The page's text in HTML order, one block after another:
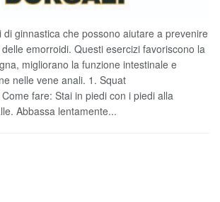
di ginnastica che possono aiutare a prevenire
emorroidi. Questi esercizi favoriscono la
migliorano la funzione intestinale e
nelle vene anali. 1. Squat
fare: Stai in piedi con i piedi alla
Abbassa lentamente...